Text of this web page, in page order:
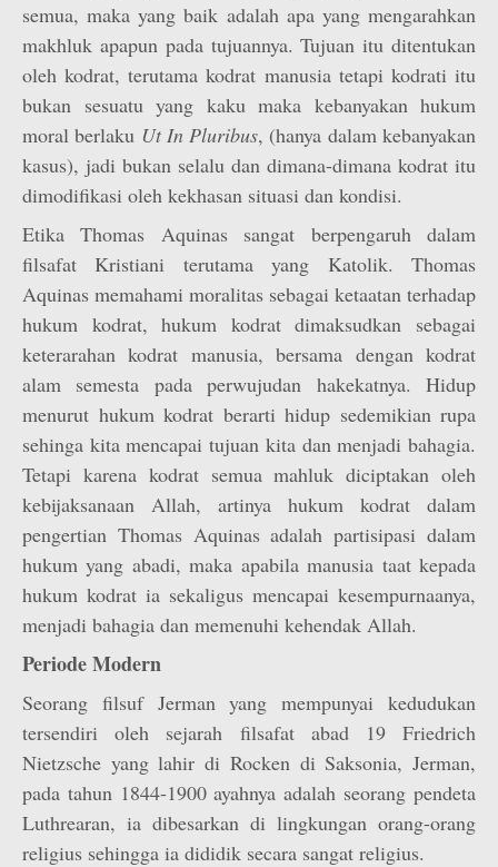
semua, maka yang baik adalah apa yang mengarahkan
makhluk apapun pada tujuannya. Tujuan itu ditentukan
oleh kodrat, terutama kodrat manusia tetapi kodrati itu
bukan sesuatu yang kaku maka kebanyakan hukum
moral berlaku Ut In Pluribus, (hanya dalam kebanyakan
kasus), jadi bukan selalu dan dimana-dimana kodrat itu
dimodifikasi oleh kekhasan situasi dan kondisi.
Etika Thomas Aquinas sangat berpengaruh dalam
filsafat Kristiani terutama yang Katolik. Thomas
Aquinas memahami moralitas sebagai ketaatan terhadap
hukum kodrat, hukum kodrat dimaksudkan sebagai
keterarahan kodrat manusia, bersama dengan kodrat
alam semesta pada perwujudan hakekatnya. Hidup
menurut hukum kodrat berarti hidup sedemikian rupa
sehinga kita mencapai tujuan kita dan menjadi bahagia.
Tetapi karena kodrat semua mahluk diciptakan oleh
kebijaksanaan Allah, artinya hukum kodrat dalam
pengertian Thomas Aquinas adalah partisipasi dalam
hukum yang abadi, maka apabila manusia taat kepada
hukum kodrat ia sekaligus mencapai kesempurnaanya,
menjadi bahagia dan memenuhi kehendak Allah.
Periode Modern
Seorang filsuf Jerman yang mempunyai kedudukan
tersendiri oleh sejarah filsafat abad 19 Friedrich
Nietzsche yang lahir di Rocken di Saksonia, Jerman,
pada tahun 1844-1900 ayahnya adalah seorang pendeta
Luthrearan, ia dibesarkan di lingkungan orang-orang
religius sehingga ia dididik secara sangat religius.